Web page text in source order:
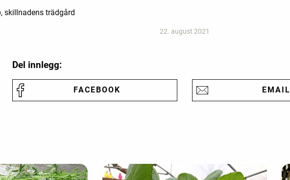
skillnadens trädgård
22. august 2021
Del innlegg:
FACEBOOK EMAIL